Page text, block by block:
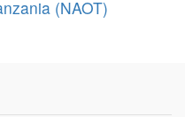
(NAOT)